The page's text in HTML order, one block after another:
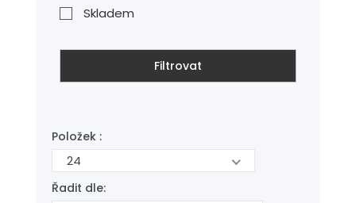
Skladem
Filtrovat
Položek :
24
Řadit dle: